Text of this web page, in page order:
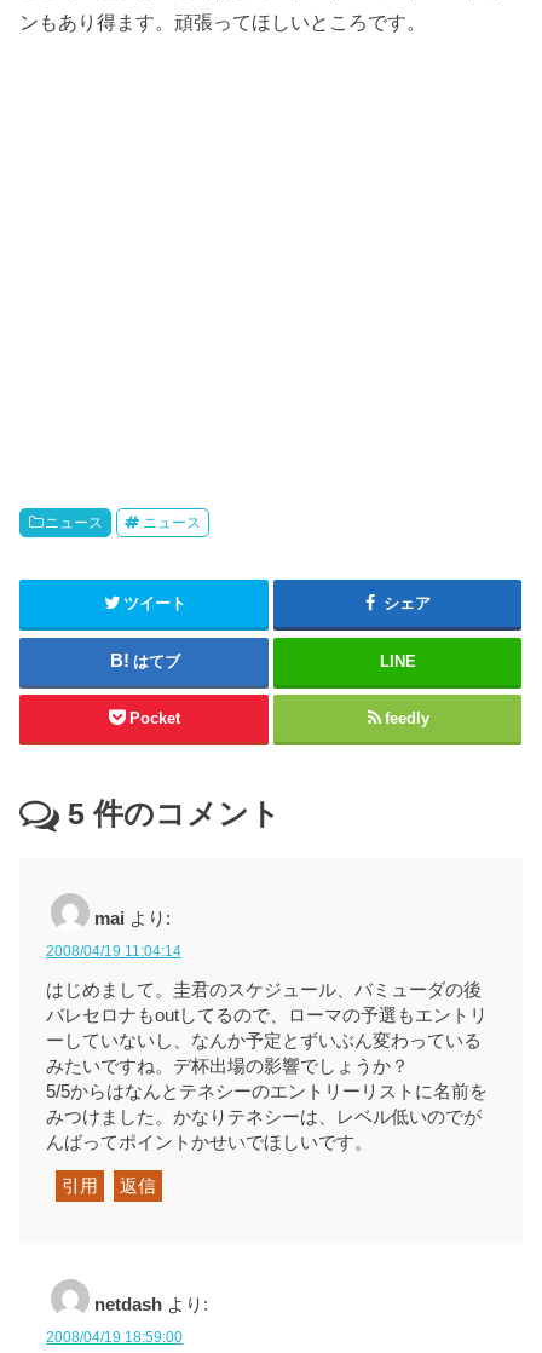
ンもあり得ます。頑張ってほしいところです。
ニュース ニュース
ツイート シェア
はてブ LINE
Pocket feedly
5 件のコメント
mai より:
2008/04/19 11:04:14
はじめまして。圭君のスケジュール、バミューダの後
バレセロナもoutしてるので、ローマの予選もエントリ
ーしていないし、なんか予定とずいぶん変わっている
みたいですね。デ杯出場の影響でしょうか？
5/5からはなんとテネシーのエントリーリストに名前を
みつけました。かなりテネシーは、レベル低いのでが
んばってポイントかせいでほしいです。
引用 返信
netdash より:
2008/04/19 18:59:00